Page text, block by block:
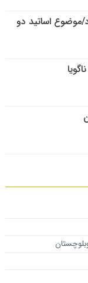
موضوع اساتید دو